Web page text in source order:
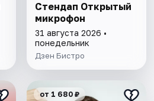
Стендап Открытый
микрофон
31 августа 2026 •
понедельник
Дзен Бистро
от 1 680 ₽